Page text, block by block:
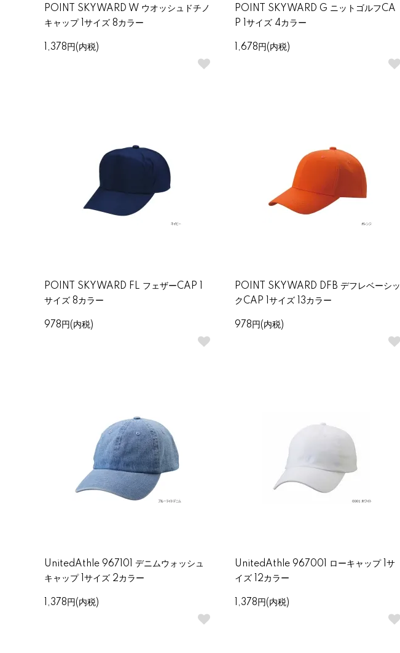
POINT SKYWARD W ウオッシュドチノ
キャップ 1サイズ 8カラー
1,378円(内税)
POINT SKYWARD G ニットゴルフCA
P 1サイズ 4カラー
1,678円(内税)
POINT SKYWARD FL フェザーCAP 1
サイズ 8カラー
978円(内税)
POINT SKYWARD DFB デフレベーシッ
クCAP 1サイズ 13カラー
978円(内税)
UnitedAthle 967101 デニムウォッシュ
キャップ 1サイズ 2カラー
1,378円(内税)
UnitedAthle 967001 ローキャップ 1サ
イズ 12カラー
1,378円(内税)